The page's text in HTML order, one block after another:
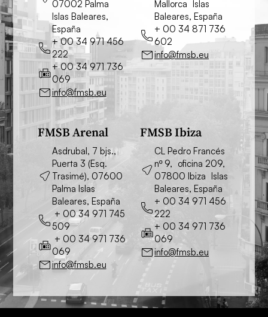
07002 Palma
Islas Baleares,
España
+ 00 34 971 456
222
+ 00 34 971 736
069
info@fmsb.eu
Mallorca Islas
Baleares, España
+ 00 34 871 736
602
info@fmsb.eu
FMSB Arenal
Asdrubal, 7 bjs.,
Puerta 3 (Esq.
Trasimé), 07600
Palma Islas
Baleares, España
+ 00 34 971 745
509
+ 00 34 971 736
069
info@fmsb.eu
FMSB Ibiza
CL Pedro Francés
nº 9, oficina 209,
07800 Ibiza Islas
Baleares, España
+ 00 34 971 456
222
+ 00 34 971 736
069
info@fmsb.eu